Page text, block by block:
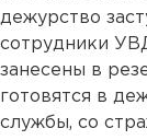
дежурство
сотрудники
занесены в
готовятся в
службы, со